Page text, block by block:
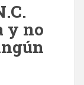
y no